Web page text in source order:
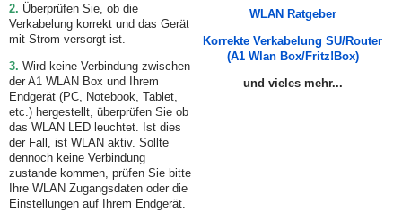
2. Überprüfen Sie, ob die
Verkabelung korrekt und das Gerät
mit Strom versorgt ist.
3. Wird keine Verbindung zwischen
der A1 WLAN Box und Ihrem
Endgerät (PC, Notebook, Tablet,
etc.) hergestellt, überprüfen Sie ob
das WLAN LED leuchtet. Ist dies
der Fall, ist WLAN aktiv. Sollte
dennoch keine Verbindung
zustande kommen, prüfen Sie bitte
Ihre WLAN Zugangsdaten oder die
Einstellungen auf Ihrem Endgerät.
WLAN Ratgeber
Korrekte Verkabelung SU/Router
(A1 Wlan Box/Fritz!Box)
und vieles mehr...